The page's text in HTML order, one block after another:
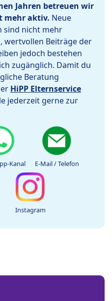
Jahren betreuen wir
mehr aktiv. Neue
sind nicht mehr
wertvollen Beiträge der
jedoch bestehen
zugänglich. Damit du
Beratung
HiPP Elternservice
jederzeit gerne zur
Kanal E-Mail / Telefon
Instagram